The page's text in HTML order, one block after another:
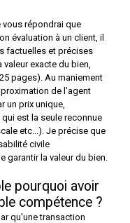
vous répondrai que
évaluation à un client, il
factuelles et précises
exacte du bien,
pages). Au maniement
de l'agent
un prix unique,
est la seule reconnue
etc...). Je précise que
civile
la valeur du bien.
pourquoi avoir
compétence ?
qu'une transaction